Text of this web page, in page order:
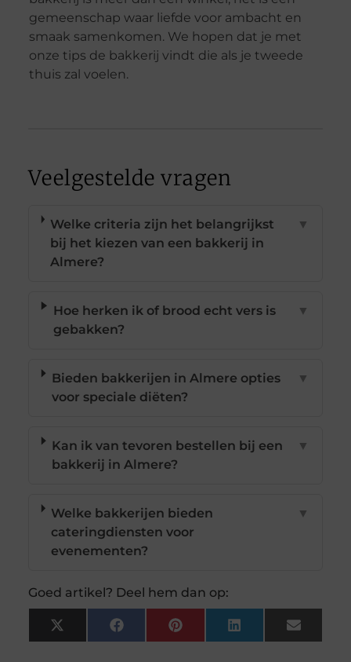
gemeenschap waar liefde voor ambacht en
smaak samenkomen. We hopen dat je met
onze tips de bakkerij vindt die als je tweede
thuis zal voelen.
Veelgestelde vragen
Welke criteria zijn het belangrijkst
bij het kiezen van een bakkerij in
Almere?
▼
Hoe herken ik of brood echt vers is
gebakken?
▼
Bieden bakkerijen in Almere opties
voor speciale diëten?
▼
Kan ik van tevoren bestellen bij een
bakkerij in Almere?
▼
Welke bakkerijen bieden
cateringdiensten voor
evenementen?
▼
Goed artikel? Deel hem dan op:
X
(Twitter)
FacebookPinterestLinkedInEmail